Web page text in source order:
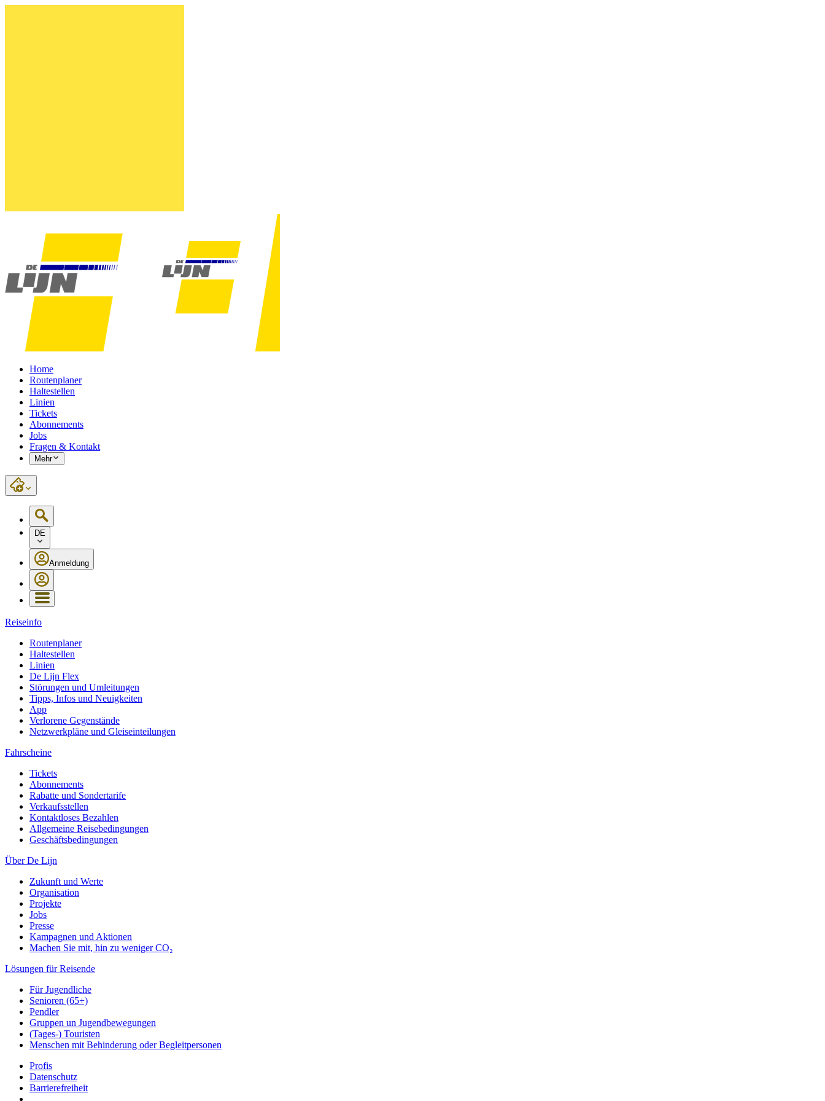
Home
Routenplaner
Haltestellen
Linien
Tickets
Abonnements
Jobs
Fragen & Kontakt
Mehr
DE
Anmeldung
Reiseinfo
Routenplaner
Haltestellen
Linien
De Lijn Flex
Störungen und Umleitungen
Tipps, Infos und Neuigkeiten
App
Verlorene Gegenstände
Netzwerkpläne und Gleiseinteilungen
Fahrscheine
Tickets
Abonnements
Rabatte und Sondertarife
Verkaufsstellen
Kontaktloses Bezahlen
Allgemeine Reisebedingungen
Geschäftsbedingungen
Über De Lijn
Zukunft und Werte
Organisation
Projekte
Jobs
Presse
Kampagnen und Aktionen
Machen Sie mit, hin zu weniger CO₂
Lösungen für Reisende
Für Jugendliche
Senioren (65+)
Pendler
Gruppen un Jugendbewegungen
(Tages-) Touristen
Menschen mit Behinderung oder Begleitpersonen
Profis
Datenschutz
Barrierefreiheit